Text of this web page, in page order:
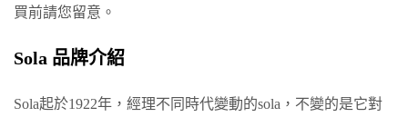
買前請您留意。
Sola 品牌介紹
Sola起於1922年，經理不同時代變動的sola，不變的是它對